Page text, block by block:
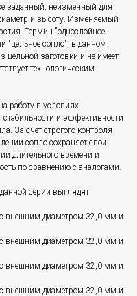
заданный, неизменный для
и высоту. Изменяемый
Термин "однослойное
"цельное сопло", в данном
цельной заготовки и не имеет
технологическим
работу в условиях
стабильности и эффективности
За счет строгого контроля
сопло сохраняет свои
длительного времени и
по сравнению с аналогами.
серии выглядят
с внешним диаметром 32,0 мм и
с внешним диаметром 32,0 мм и
с внешним диаметром 32,0 мм и
с внешним диаметром 32,0 мм и